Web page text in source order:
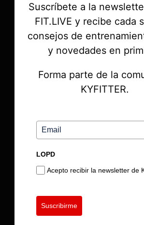
Suscríbete a la
FIT.LIVE y recibe cada
consejos de
y novedades en
Forma parte de la
KYFITTER.
LOPD
Acepto recibir la newsletter de
Suscribirme